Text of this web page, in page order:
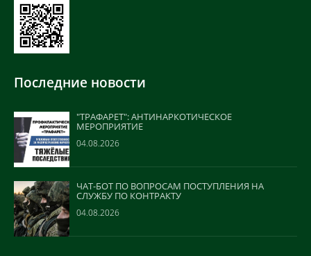
Последние новости
"ТРАФАРЕТ": АНТИНАРКОТИЧЕСКОЕ
МЕРОПРИЯТИЕ
04.08.2026
ЧАТ-БОТ ПО ВОПРОСАМ ПОСТУПЛЕНИЯ НА
СЛУЖБУ ПО КОНТРАКТУ
04.08.2026